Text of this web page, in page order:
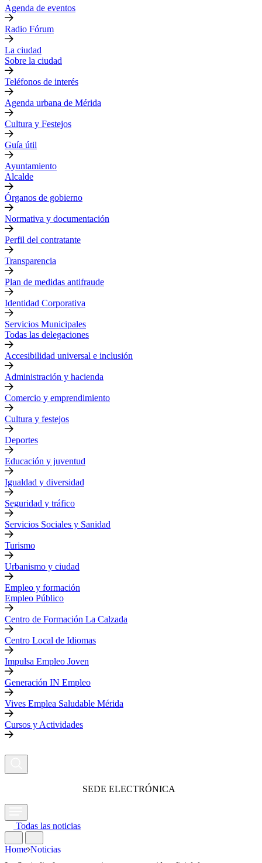
Agenda de eventos
Radio Fórum
La ciudad
Sobre la ciudad
Teléfonos de interés
Agenda urbana de Mérida
Cultura y Festejos
Guía útil
Ayuntamiento
Alcalde
Órganos de gobierno
Normativa y documentación
Perfil del contratante
Transparencia
Plan de medidas antifraude
Identidad Corporativa
Servicios Municipales
Todas las delegaciones
Accesibilidad universal e inclusión
Administración y hacienda
Comercio y emprendimiento
Cultura y festejos
Deportes
Educación y juventud
Igualdad y diversidad
Seguridad y tráfico
Servicios Sociales y Sanidad
Turismo
Urbanismo y ciudad
Empleo y formación
Empleo Público
Centro de Formación La Calzada
Centro Local de Idiomas
Impulsa Empleo Joven
Generación IN Empleo
Vives Emplea Saludable Mérida
Cursos y Actividades
SEDE ELECTRÓNICA
Todas las noticias
Home Noticias